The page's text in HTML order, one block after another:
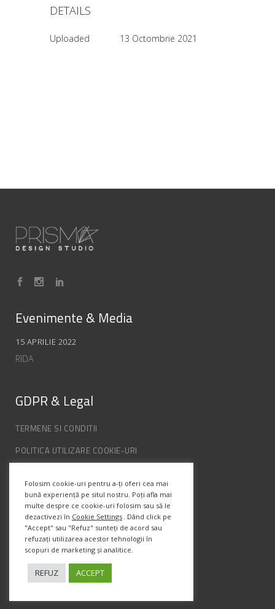
DETAILS
Uploaded 13 Octombrie 2021
Evenimente & Media
15 APRILIE 2022
RIDA
GDPR & Legal
TERMENE SI CONDITII
POLITICA UTILIZARE COOKIE-URI
ANPC
Info Contact
Str. Semenic, Nr.1, Ap.5, Timisoara.
Telefon:(+4) 0747 066 701
Folosim cookie-uri pentru a-ți oferi cea mai
bună experiență pe situl nostru. Poți afla mai
multe despre ce cookie-uri folosim sau să le
dezactivezi în Cookie Settings . Dând click pe
"Accept" sau "Refuz" sunteți de acord sau
refuzați utilizarea acestor tehnologii în
scopuri de marketing și analitice.
REFUZ ACCEPT